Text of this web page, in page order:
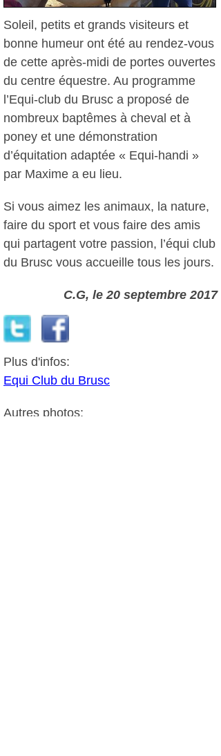
Soleil, petits et grands visiteurs et
bonne humeur ont été au rendez-vous
de cette après-midi de portes ouvertes
du centre équestre. Au programme
l’Equi-club du Brusc a proposé de
nombreux baptêmes à cheval et à
poney et une démonstration
d’équitation adaptée « Equi-handi »
par Maxime a eu lieu.
Si vous aimez les animaux, la nature,
faire du sport et vous faire des amis
qui partagent votre passion, l’équi club
du Brusc vous accueille tous les jours.
C.G, le 20 septembre 2017
Plus d'infos:
Equi Club du Brusc
Autres photos: